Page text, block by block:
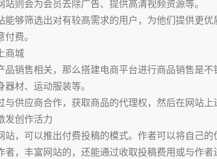
则会为会员去除广告、提供高清视频资源等。
能够筛选出对有较高需求的用户，为他们提供更
费。
商城
品销售相关，那么搭建电商平台进行商品销售是
材、运动服装等。
与供应商合作，获取商品的代理权，然后在网站
发创作活力
站，可以推出付费投稿的模式。作者可以将自己
，丰富网站的，还能通过收取投稿费用或与作者